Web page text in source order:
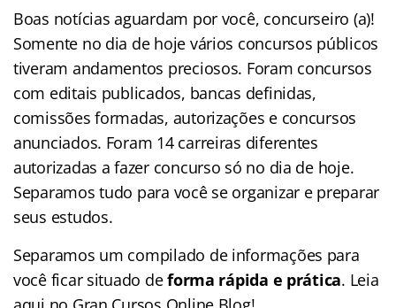
Boas notícias aguardam por você, concurseiro (a)!
Somente no dia de hoje vários concursos públicos
tiveram andamentos preciosos. Foram concursos
com editais publicados, bancas definidas,
comissões formadas, autorizações e concursos
anunciados. Foram 14 carreiras diferentes
autorizadas a fazer concurso só no dia de hoje.
Separamos tudo para você se organizar e preparar
seus estudos.
Separamos um compilado de informações para
você ficar situado deforma rápida e prática. Leia